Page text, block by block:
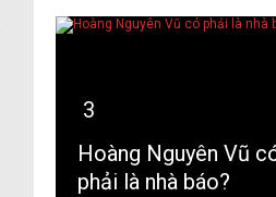
3
Hoàng Nguyên Vũ
phải là nhà báo?